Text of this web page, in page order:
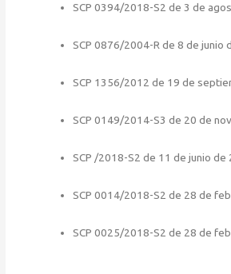
SCP 0394/2018-S2 de 3 de
SCP 0876/2004-R de 8 de junio
SCP 1356/2012 de 19 de
SCP 0149/2014-S3 de 20 de
SCP /2018-S2 de 11 de junio de
SCP 0014/2018-S2 de 28 de
SCP 0025/2018-S2 de 28 de